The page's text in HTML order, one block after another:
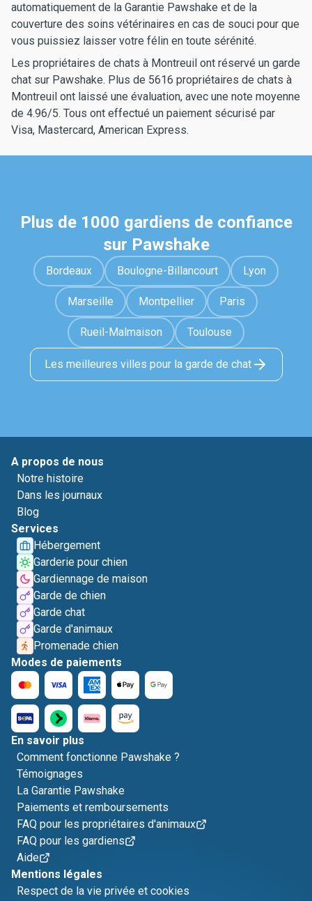
automatiquement de la Garantie Pawshake et de la
couverture des soins vétérinaires en cas de souci pour que
vous puissiez laisser votre félin en toute sérénité.
Les propriétaires de chats à Montreuil ont réservé un garde
chat sur Pawshake. Plus de 5616 propriétaires de chats à
Montreuil ont laissé une évaluation, avec une note moyenne
de 4.96/5. Tous ont effectué un paiement sécurisé par
Visa, Mastercard, American Express.
Plus de 1000 gardiens de confiance
sur Pawshake
Bordeaux Boulogne-Billancourt Lyon
Marseille Montpellier Paris
Rueil-Malmaison Toulouse
Les meilleures villes pour la garde de chat
A propos de nous
Notre histoire
Dans les journaux
Blog
Services
Hébergement
Garderie pour chien
Gardiennage de maison
Garde de chien
Garde chat
Garde d'animaux
Promenade chien
Modes de paiements
En savoir plus
Comment fonctionne Pawshake ?
Témoignages
La Garantie Pawshake
Paiements et remboursements
FAQ pour les propriétaires d'animaux
FAQ pour les gardiens
Aide
Mentions légales
Respect de la vie privée et cookies